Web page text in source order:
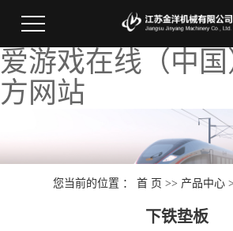
爱游戏在线（中
方网站
您当前的位置 ：首 页 >> 产品中心
下铁垫板